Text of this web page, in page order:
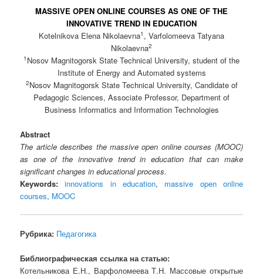
MASSIVE OPEN ONLINE COURSES AS ONE OF THE
INNOVATIVE TREND IN EDUCATION
Kotelnikova Elena Nikolaevna1 , Varfolomeeva Tatyana
Nikolaevna2
1 Nosov Magnitogorsk State Technical University, student of the
Institute of Energy and Automated systems
2Nosov Magnitogorsk State Technical University, Candidate of
Pedagogic Sciences, Associate Professor, Department of
Business Informatics and Information Technologies
Abstract
The article describes the massive open online courses (MOOC)
as one of the innovative trend in education that can make
significant changes in educational process.
Keywords: innovations in education, massive open online
courses, MOOC
Рубрика: Педагогика
Библиографическая ссылка на статью:
Котельникова Е.Н., Варфоломеева Т.Н. Массовые открытые